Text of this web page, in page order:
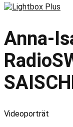
Anna-
Videoporträt